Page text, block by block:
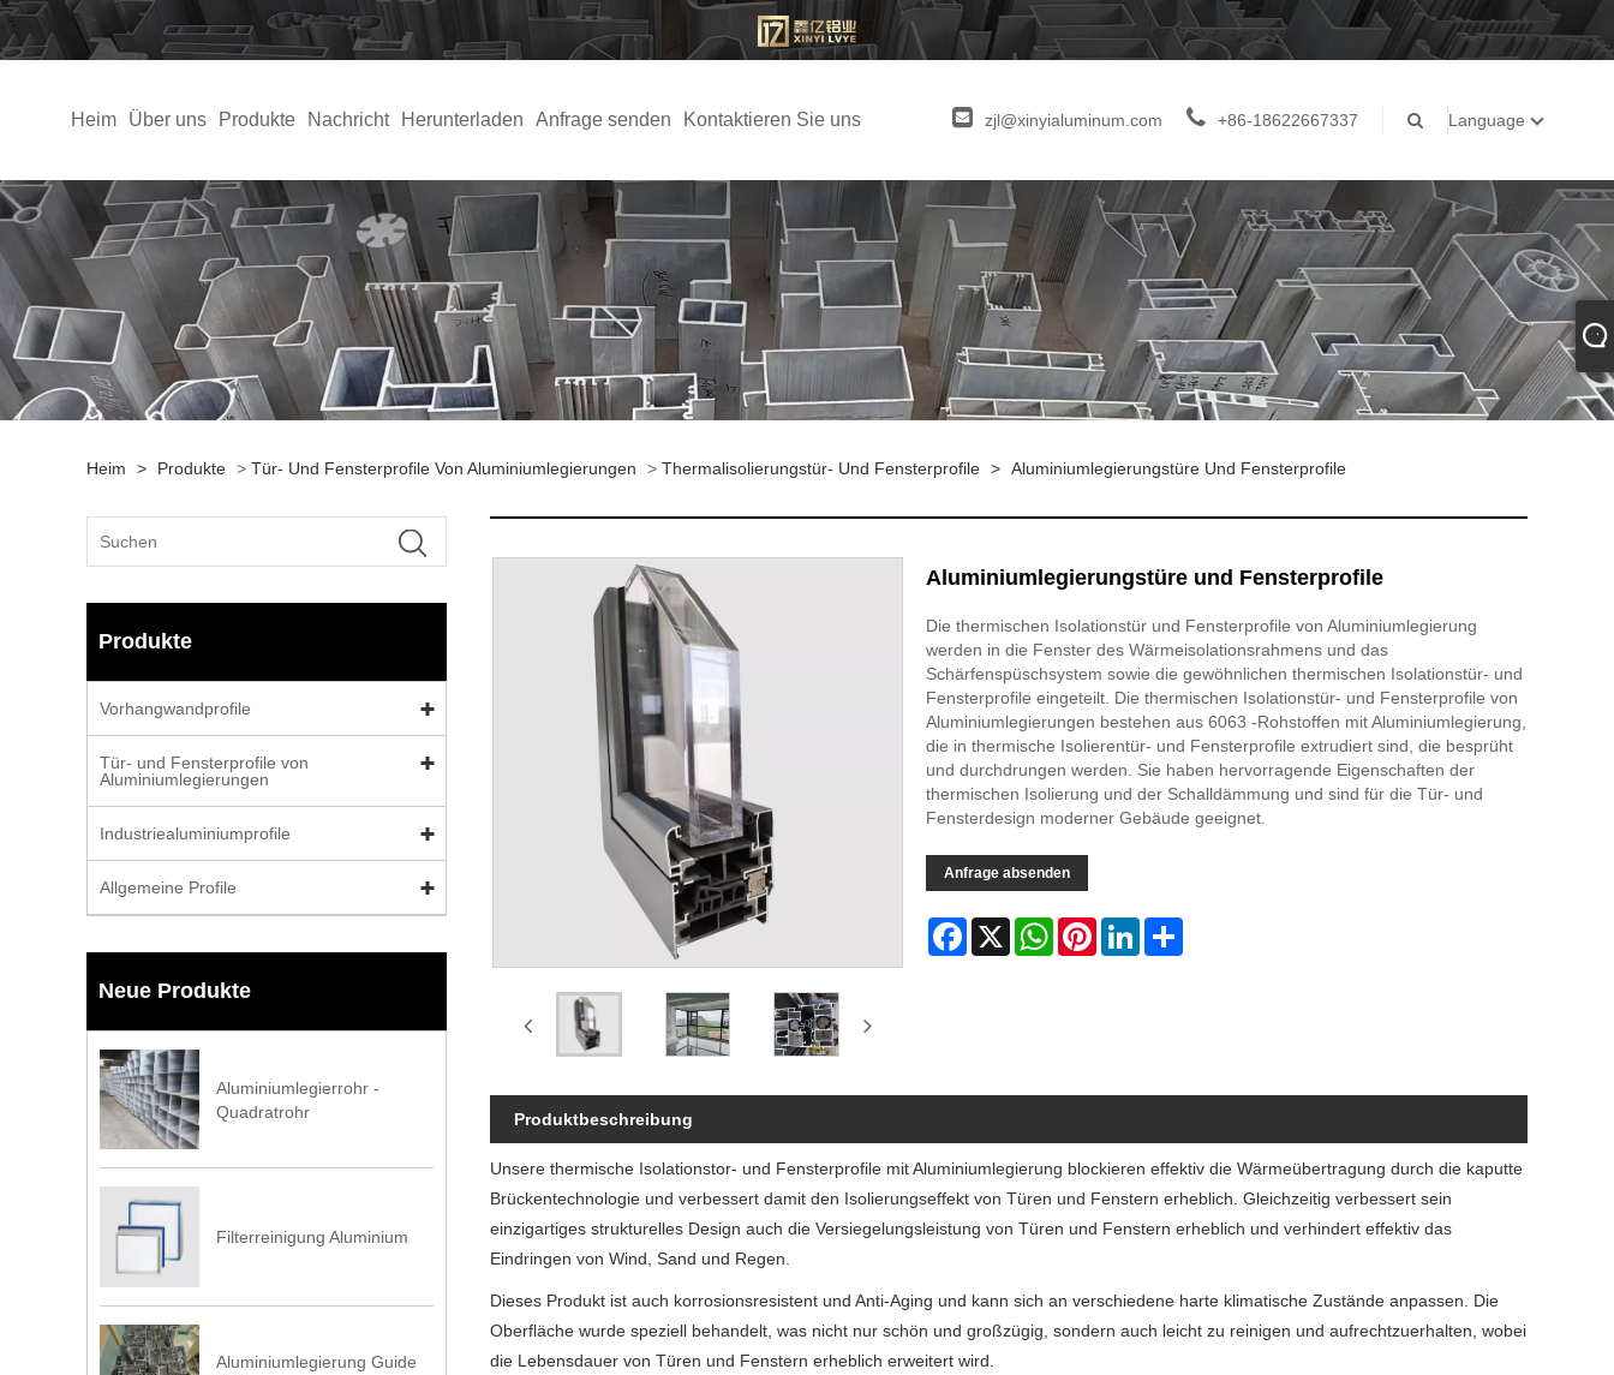
Heim Über uns Produkte Nachricht Herunterladen Anfrage senden Kontaktieren Sie uns zjl@xinyialuminum.com +86-18622667337 Language
Heim > Produkte > Tür- Und Fensterprofile Von Aluminiumlegierungen > Thermalisolierungstür- Und Fensterprofile > Aluminiumlegierungstüre Und Fensterprofile
Produkte
Vorhangwandprofile
Tür- und Fensterprofile von
Aluminiumlegierungen
Industriealuminiumprofile
Allgemeine Profile
Neue Produkte
Aluminiumlegierrohr -
Quadratrohr
Filterreinigung Aluminium
Aluminiumlegierung Guide
Aluminiumlegierungstüre und Fensterprofile
Die thermischen Isolationstür und Fensterprofile von Aluminiumlegierung
werden in die Fenster des Wärmeisolationsrahmens und das
Schärfenspüschsystem sowie die gewöhnlichen thermischen Isolationstür- und
Fensterprofile eingeteilt. Die thermischen Isolationstür- und Fensterprofile von
Aluminiumlegierungen bestehen aus 6063 -Rohstoffen mit Aluminiumlegierung,
die in thermische Isolierentür- und Fensterprofile extrudiert sind, die besprüht
und durchdrungen werden. Sie haben hervorragende Eigenschaften der
thermischen Isolierung und der Schalldämmung und sind für die Tür- und
Fensterdesign moderner Gebäude geeignet.
Anfrage absenden
Facebook
X WhatsAppPinterestLinkedInShare
Produktbeschreibung
Unsere thermische Isolationstor- und Fensterprofile mit Aluminiumlegierung blockieren effektiv die Wärmeübertragung durch die kaputte
Brückentechnologie und verbessert damit den Isolierungseffekt von Türen und Fenstern erheblich. Gleichzeitig verbessert sein
einzigartiges strukturelles Design auch die Versiegelungsleistung von Türen und Fenstern erheblich und verhindert effektiv das
Eindringen von Wind, Sand und Regen.
Dieses Produkt ist auch korrosionsresistent und Anti-Aging und kann sich an verschiedene harte klimatische Zustände anpassen. Die
Oberfläche wurde speziell behandelt, was nicht nur schön und großzügig, sondern auch leicht zu reinigen und aufrechtzuerhalten, wobei
die Lebensdauer von Türen und Fenstern erheblich erweitert wird.